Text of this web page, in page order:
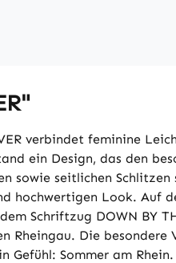
verbindet feminine
ein Design, das den
sowie seitlichen
hochwertigen Look. Auf
Schriftzug DOWN BY
Die besondere
Sommer am